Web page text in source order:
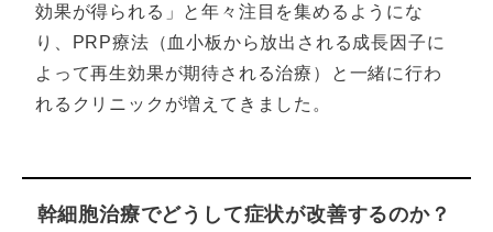
効果が得られる」と年々注目を集めるようにな
り、PRP療法（血小板から放出される成長因子に
よって再生効果が期待される治療）と一緒に行わ
れるクリニックが増えてきました。
幹細胞治療でどうして症状が改善するのか？